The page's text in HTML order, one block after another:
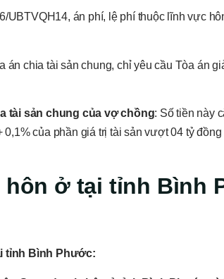
UBTVQH14, án phí, lệ phí thuộc lĩnh vực
án chia tài sản chung, chỉ yêu cầu Tòa án
tài sản chung của vợ chồng: Số tiền này
của phần giá trị tài sản vượt 04 tỷ
hôn ở tại tỉnh Bình
tỉnh Bình Phước: